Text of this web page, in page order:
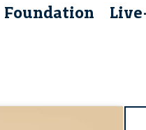
Foundation